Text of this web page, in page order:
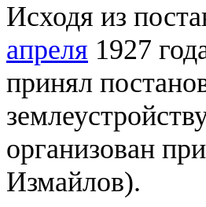
Исходя из
апреля 1927
принял
организован
Измайлов).